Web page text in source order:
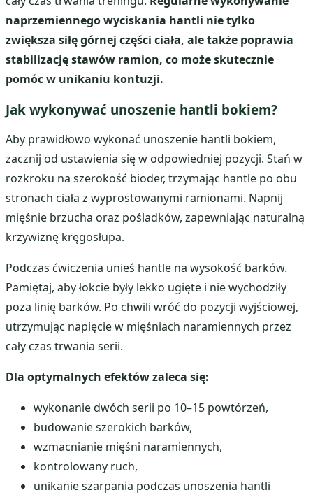
naprzemiennego wyciskania hantli nie tylko
zwiększa siłę górnej części ciała, ale także poprawia
stabilizację stawów ramion, co może skutecznie
pomóc w unikaniu kontuzji.
Jak wykonywać unoszenie hantli bokiem?
Aby prawidłowo wykonać unoszenie hantli bokiem,
zacznij od ustawienia się w odpowiedniej pozycji. Stań w
rozkroku na szerokość bioder, trzymając hantle po obu
stronach ciała z wyprostowanymi ramionami. Napnij
mięśnie brzucha oraz pośladków, zapewniając naturalną
krzywiznę kręgosłupa.
Podczas ćwiczenia unieś hantle na wysokość barków.
Pamiętaj, aby łokcie były lekko ugięte i nie wychodziły
poza linię barków. Po chwili wróć do pozycji wyjściowej,
utrzymując napięcie w mięśniach naramiennych przez
cały czas trwania serii.
Dla optymalnych efektów zaleca się:
wykonanie dwóch serii po 10–15 powtórzeń,
budowanie szerokich barków,
wzmacnianie mięśni naramiennych,
kontrolowany ruch,
unikanie szarpania podczas unoszenia hantli